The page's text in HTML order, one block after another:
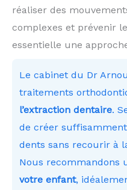
réaliser des
complexes et prévenir
essentielle une
Le cabinet du Dr
traitements
l’extraction dentaire.
de créer
dents sans recourir à
Nous recommandons
votre enfant,